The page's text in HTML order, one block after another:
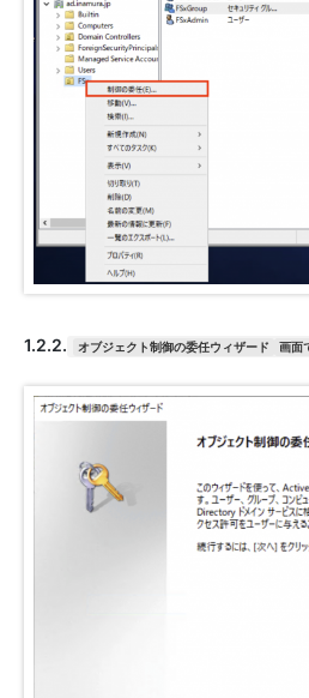
1.2.2. オブジェクト制御の委任ウィザード 画面